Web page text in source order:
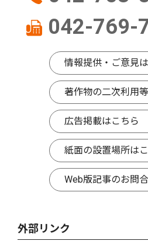
042-769-
情報提供・ご意見
著作物の二次利用
広告掲載はこちら
紙面の設置場所は
Web版記事のお問
外部リンク